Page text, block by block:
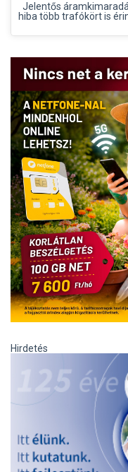
Jelentős
hiba több trafókört is
Hirdetés